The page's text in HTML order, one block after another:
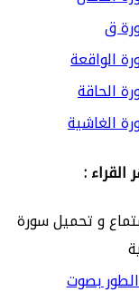
ق
الواقعة
الحاقة
الغاشية
:
و تحميل سورة